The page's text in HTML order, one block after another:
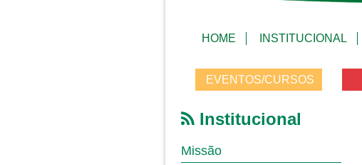
HOME INSTITUCIONAL
EVENTOS/CURSOS
Institucional
Missão